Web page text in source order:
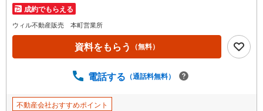
成約でもらえる
ウィル不動産販売 本町営業所
資料をもらう （無料）
電話する （通話料無料）
不動産会社おすすめポイント